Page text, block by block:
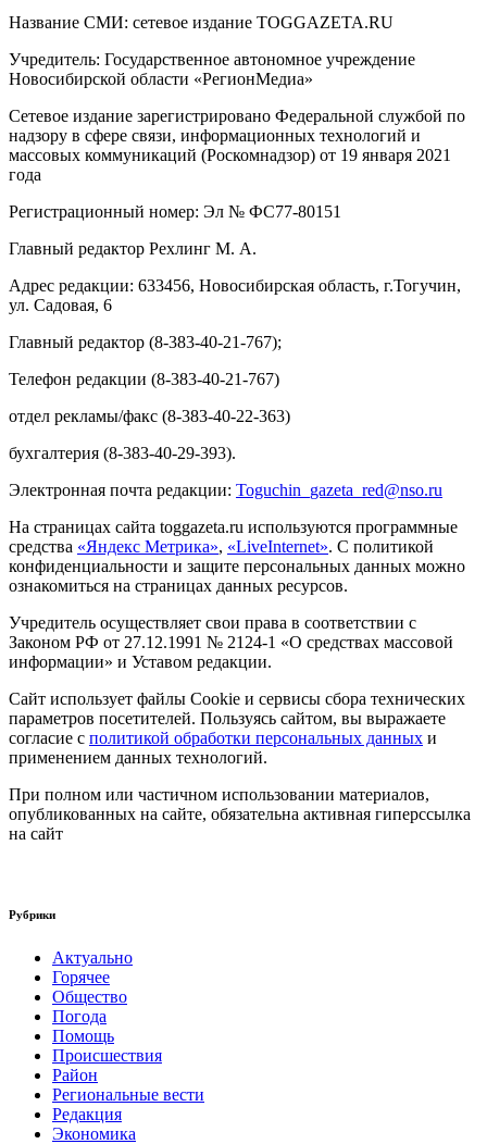
Название СМИ: cетевое издание TOGGAZETA.RU
Учредитель: Государственное автономное учреждение
Новосибирской области «РегионМедиа»
Сетевое издание зарегистрировано Федеральной службой по
надзору в сфере связи, информационных технологий и
массовых коммуникаций (Роскомнадзор) от 19 января 2021
года
Регистрационный номер: Эл № ФС77-80151
Главный редактор Рехлинг М. А.
Адрес редакции: 633456, Новосибирская область, г.Тогучин,
ул. Садовая, 6
Главный редактор (8-383-40-21-767);
Телефон редакции (8-383-40-21-767)
отдел рекламы/факс (8-383-40-22-363)
бухгалтерия (8-383-40-29-393).
Электронная почта редакции: Toguchin gazeta red@nso.ru
На страницах сайта toggazeta.ru используются программные
средства «Яндекс Метрика», «LiveInternet». С политикой
конфиденциальности и защите персональных данных можно
ознакомиться на страницах данных ресурсов.
Учредитель осуществляет свои права в соответствии с
Законом РФ от 27.12.1991 № 2124-1 «О средствах массовой
информации» и Уставом редакции.
Сайт использует файлы Cookie и сервисы сбора технических
параметров посетителей. Пользуясь сайтом, вы выражаете
согласие с политикой обработки персональных данных и
применением данных технологий.
При полном или частичном использовании материалов,
опубликованных на сайте, обязательна активная гиперссылка
на сайт
Рубрики
Актуально
Горячее
Общество
Погода
Помощь
Происшествия
Район
Региональные вести
Редакция
Экономика